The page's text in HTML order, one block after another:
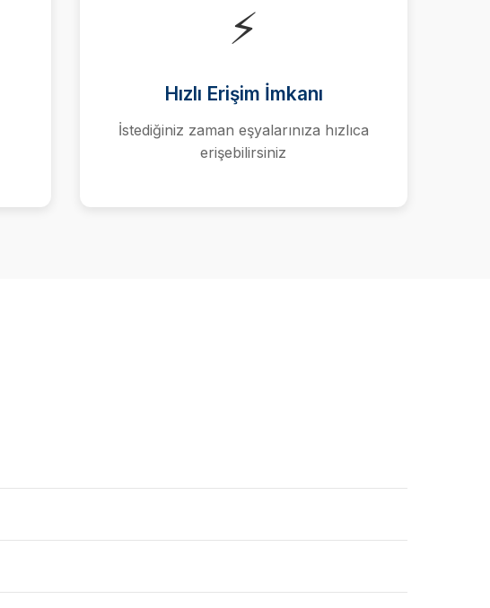
⚡
Hızlı Erişim İmkanı
İstediğiniz zaman eşyalarınıza hızlıca
erişebilirsiniz